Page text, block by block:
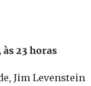
23 horas
Jim Levenstein